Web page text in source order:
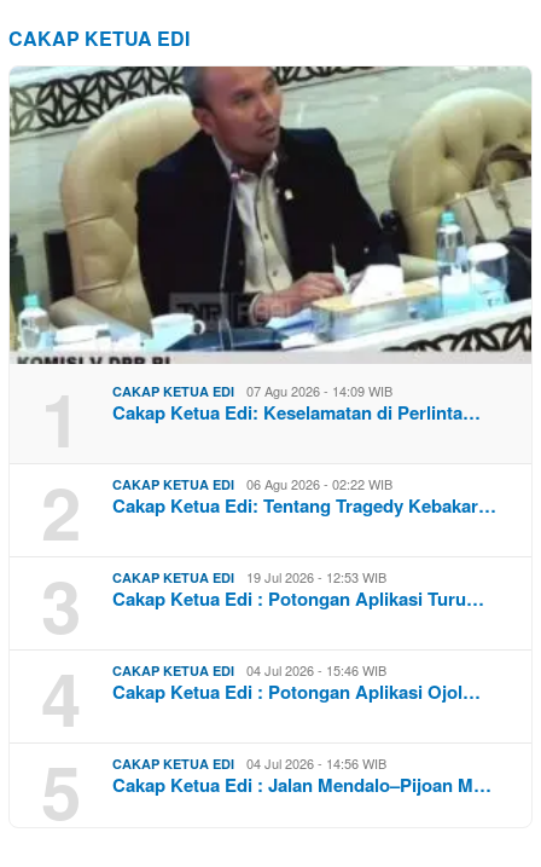
CAKAP KETUA EDI
1 CAKAP KETUA EDI 07 Agu 2026 - 14:09 WIB
Cakap Ketua Edi: Keselamatan di Perlinta…
2 CAKAP KETUA EDI 06 Agu 2026 - 02:22 WIB
Cakap Ketua Edi: Tentang Tragedy Kebakar…
3 CAKAP KETUA EDI 19 Jul 2026 - 12:53 WIB
Cakap Ketua Edi : Potongan Aplikasi Turu…
4 CAKAP KETUA EDI 04 Jul 2026 - 15:46 WIB
Cakap Ketua Edi : Potongan Aplikasi Ojol…
5 CAKAP KETUA EDI 04 Jul 2026 - 14:56 WIB
Cakap Ketua Edi : Jalan Mendalo–Pijoan M…